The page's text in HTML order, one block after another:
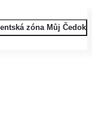
zóna Můj Čedok